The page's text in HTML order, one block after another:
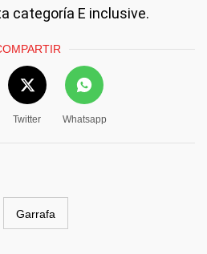
categoría E inclusive.
Twitter Whatsapp
Garrafa